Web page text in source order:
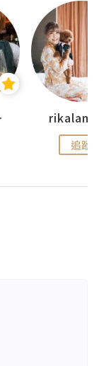
追蹤